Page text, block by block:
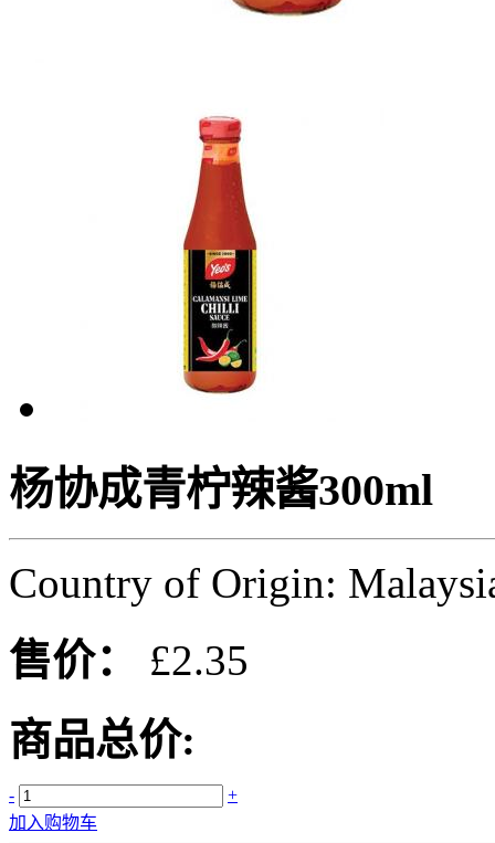
杨协成青柠辣酱300ml
Country of Origin:
售价：
£2.35
商品总价:
-
+
加入购物车